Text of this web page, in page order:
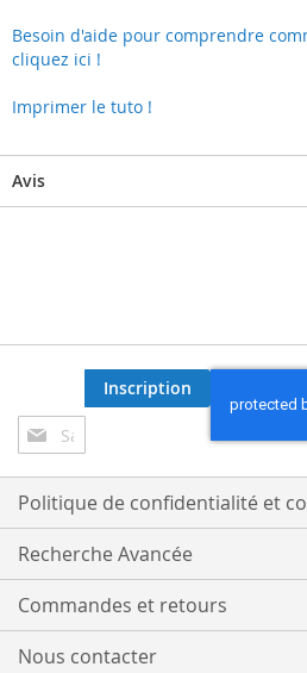
Besoin d'aide pour comprendre
cliquez ici !
Imprimer le tuto !
Avis
Inscription
à
notre
lettre
d’information
:
Inscription
Politique de confidentialité et
Recherche Avancée
Commandes et retours
Nous contacter